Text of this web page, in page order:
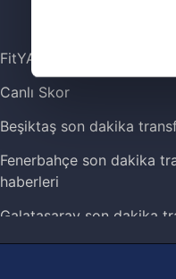
Her halükârda,
Sizlere daha iyi bir
çerezler vasıtasıyla
amacıyla
reklam/pazarlama
Çerezlere ilişkin
6698 sayılı Kişisel
FitYAŞA
Canlı Skor
Beşiktaş son dakika
Fenerbahçe son dakika
haberleri
Galatasaray son dakika